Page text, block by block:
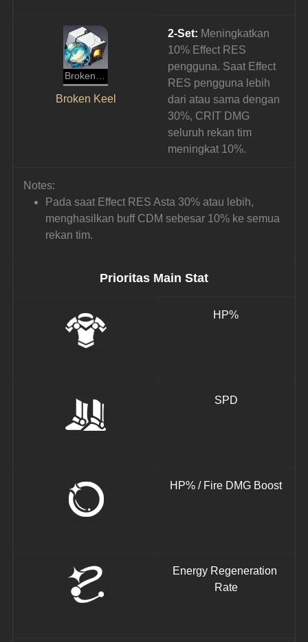
Broken Keel
Broken Keel
2-Set: Meningkatkan
10% Effect RES
pengguna. Saat Effect
RES pengguna lebih
dari atau sama dengan
30%, CRIT DMG
seluruh rekan tim
meningkat 10%.
Notes:
Pada saat Effect RES Asta 30% atau lebih,
menghasilkan buff CDM sebesar 10% ke semua
rekan tim.
Prioritas Main Stat
HP%
SPD
HP% / Fire DMG Boost
Energy Regeneration
Rate